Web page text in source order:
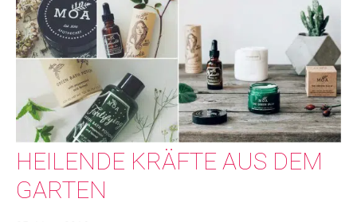
HEILENDE KRÄFTE AUS DEM
GARTEN